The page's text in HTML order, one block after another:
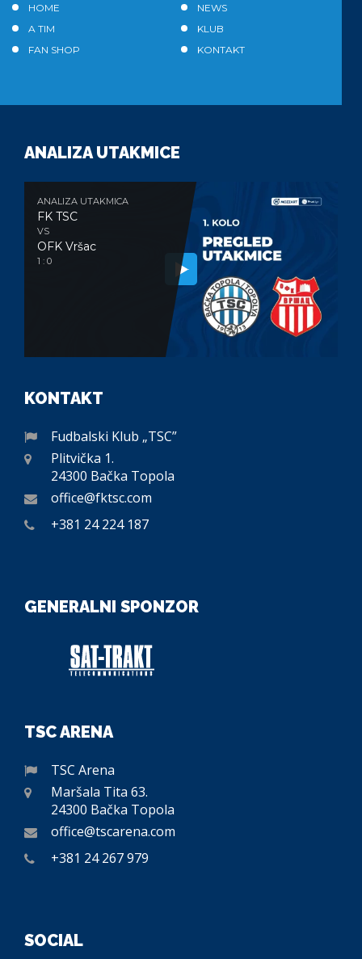
HOME
NEWS
A TIM
KLUB
FAN SHOP
KONTAKT
ANALIZA UTAKMICE
ANALIZA UTAKMICA
FK TSC
VS
OFK Vršac
1 : 0
KONTAKT
Fudbalski Klub „TSC”
Plitvička 1.
24300 Bačka Topola
office@fktsc.com
+381 24 224 187
GENERALNI SPONZOR
TSC ARENA
TSC Arena
Maršala Tita 63.
24300 Bačka Topola
office@tscarena.com
+381 24 267 979
SOCIAL